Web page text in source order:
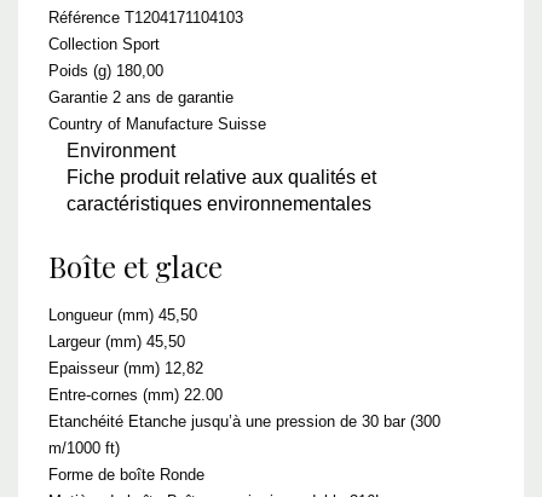
Référence T1204171104103
Collection Sport
Poids (g) 180,00
Garantie 2 ans de garantie
Country of Manufacture Suisse
Environment
Fiche produit relative aux qualités et
caractéristiques environnementales
Boîte et glace
Longueur (mm) 45,50
Largeur (mm) 45,50
Epaisseur (mm) 12,82
Entre-cornes (mm) 22.00
Etanchéité Etanche jusqu’à une pression de 30 bar (300
m/1000 ft)
Forme de boîte Ronde